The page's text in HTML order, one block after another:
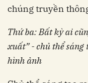
chúng truyền
Thứ ba: Bất kỳ ai
xuất” - chủ thể
hình ảnh